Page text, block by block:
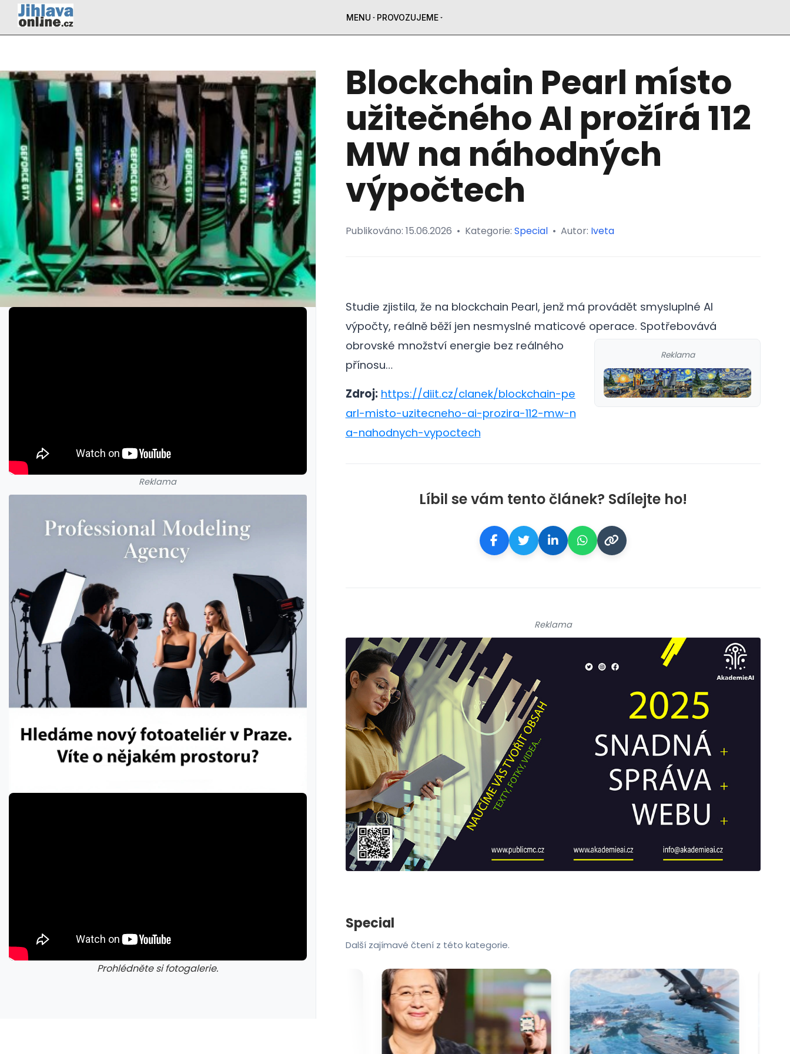
MENU PROVOZUJEME
Reklama
Prohlédněte si fotogalerie.
galerie: cviky galerie: cviky
Blockchain Pearl místo
užitečného AI prožírá 112
MW na náhodných
výpočtech
Publikováno: 15.06.2026 • Kategorie: Special • Autor: Iveta
Studie zjistila, že na blockchain Pearl, jenž má provádět smysluplné AI
výpočty, reálně běží jen nesmyslné maticové operace.
Reklama
Spotřebovává
obrovské množství energie bez reálného
přínosu…
Zdroj: https://diit.cz/clanek/blockchain-pe
arl-misto-uzitecneho-ai-prozira-112-mw-n
a-nahodnych-vypoctech
Líbil se vám tento článek? Sdílejte ho!
Reklama
Special
Další zajímavé čtení z této kategorie.